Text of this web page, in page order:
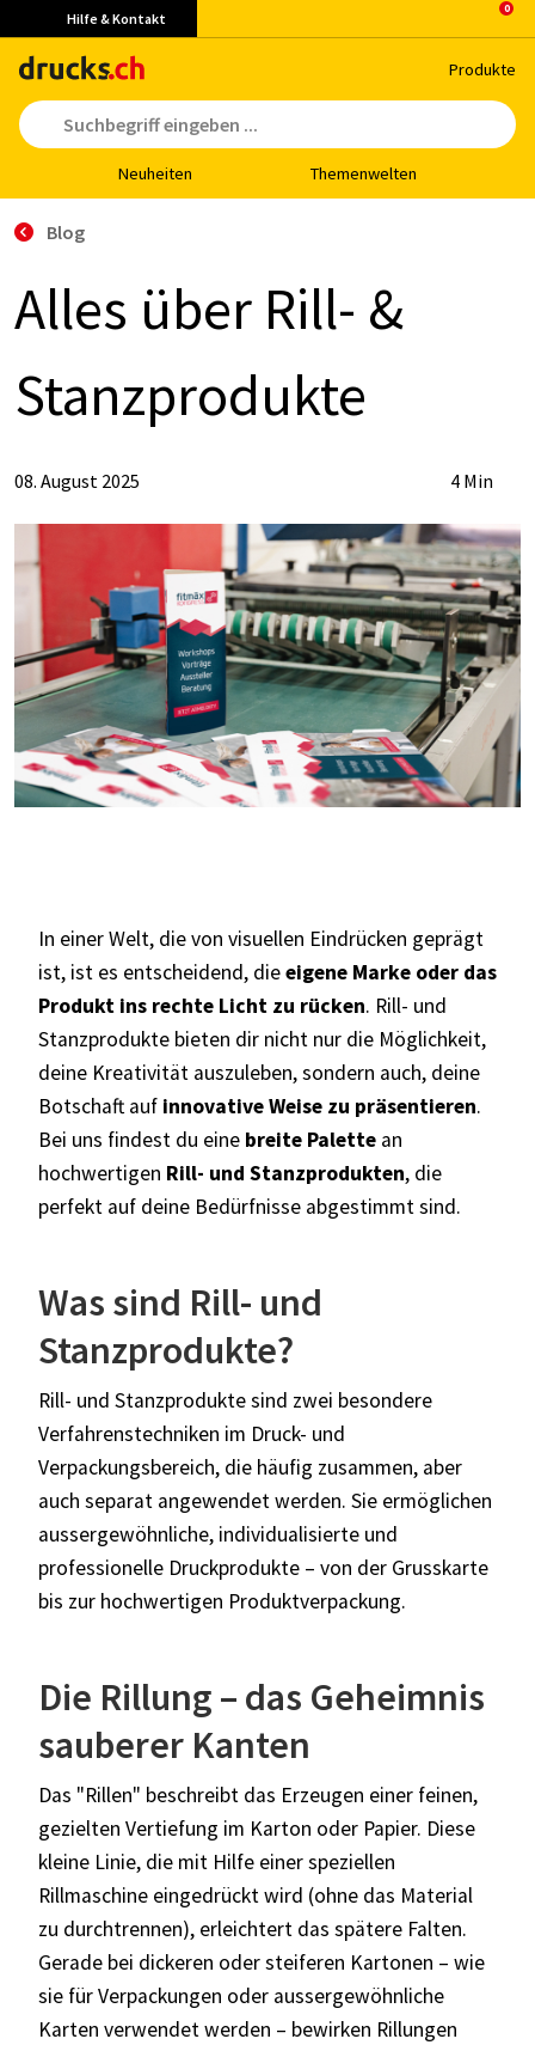
Hilfe & Kontakt
Pro­duk­te
Neu­hei­ten The­men­wel­ten
Blog
Al­les über Rill- &
Stanz­pro­duk­te
08. August 2025 4 Min
In einer Welt, die von visuellen Eindrücken geprägt
ist, ist es entscheidend, dieeigene Marke oder das
Produkt ins rechte Licht zu rücken. Rill- und
Stanzprodukte bieten dir nicht nur die Möglichkeit,
deine Kreativität auszuleben, sondern auch, deine
Botschaft auf innovative Weise zu präsentieren.
Bei uns findest du eine breite Palette an
hochwertigen Rill- und Stanzprodukten, die
perfekt auf deine Bedürfnisse abgestimmt sind.
Was sind Rill- und
Stanzprodukte?
Rill- und Stanzprodukte sind zwei besondere
Verfahrenstechniken im Druck- und
Verpackungsbereich, die häufig zusammen, aber
auch separat angewendet werden. Sie ermöglichen
aussergewöhnliche, individualisierte und
professionelle Druckprodukte – von der Grusskarte
bis zur hochwertigen Produktverpackung.
Die Rillung – das Geheimnis
sauberer Kanten
Das "Rillen" beschreibt das Erzeugen einer feinen,
gezielten Vertiefung im Karton oder Papier. Diese
kleine Linie, die mit Hilfe einer speziellen
Rillmaschine eingedrückt wird (ohne das Material
zu durchtrennen), erleichtert das spätere Falten.
Gerade bei dickeren oder steiferen Kartonen – wie
sie für Verpackungen oder aussergewöhnliche
Karten verwendet werden – bewirken Rillungen